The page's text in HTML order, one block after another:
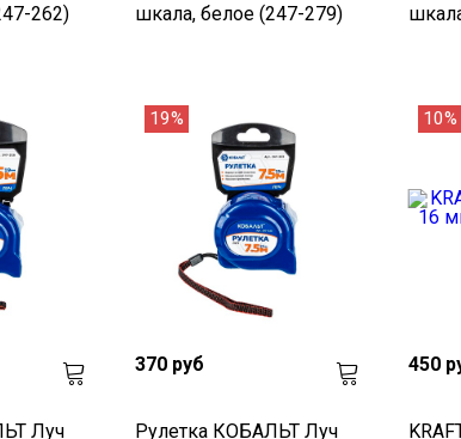
262)
шкала, белое (247-279)
Луч
19%
370 руб
Рулетка КОБАЛЬТ Луч
10%
450